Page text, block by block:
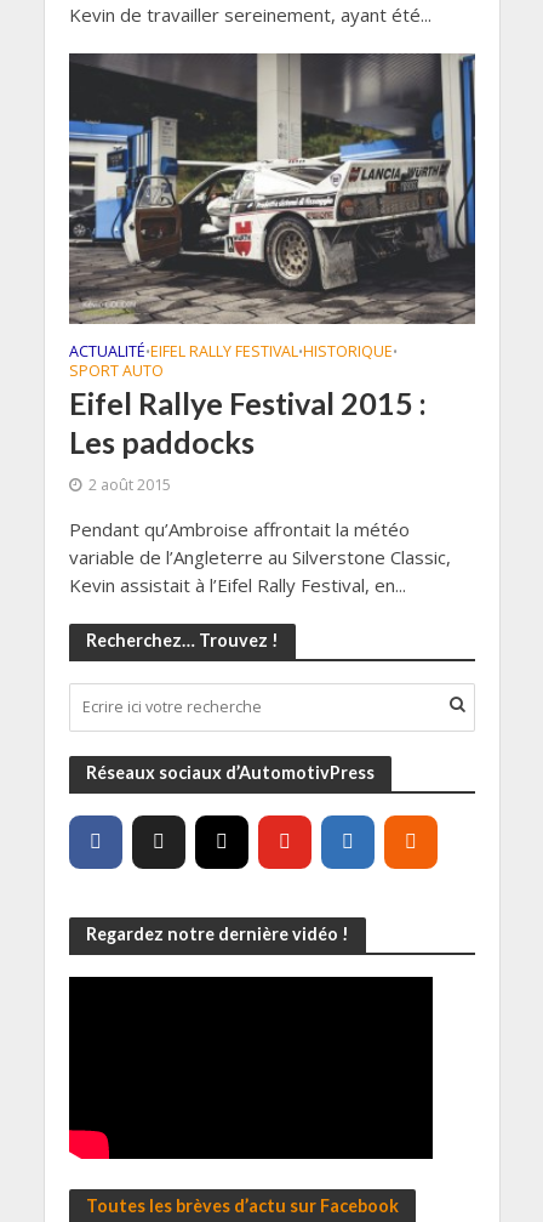
Kevin de travailler sereinement, ayant été...
ACTUALITÉ•EIFEL RALLY FESTIVAL•HISTORIQUE•
SPORT AUTO
Eifel Rallye Festival 2015 :
Les paddocks
2 août 2015
Pendant qu’Ambroise affrontait la météo
variable de l’Angleterre au Silverstone Classic,
Kevin assistait à l’Eifel Rally Festival, en...
Recherchez… Trouvez !
Réseaux sociaux d’AutomotivPress
Regardez notre dernière vidéo !
Toutes les brèves d’actu sur Facebook